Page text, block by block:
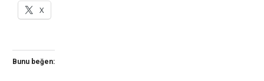
X
Bunu beğen: